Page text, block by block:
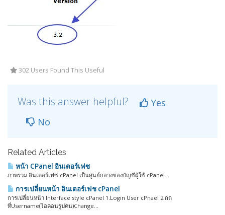
302 Users Found This Useful
Was this answer helpful?
Yes
No
Related Articles
หน้า CPanel อินเตอร์เฟซ
ภาพรวม อินเตอร์เฟซ cPanel เป็นศูนย์กลางของบัญชีผู้ใช้ cPanel...
การเปลี่ยนหน้า อินเตอร์เฟช cPanel
การเปลี่ยนหน้า Interface style cPanel 1.Login User cPnael 2.กด
ที่Username(ไอคอนรูปคน)Change...